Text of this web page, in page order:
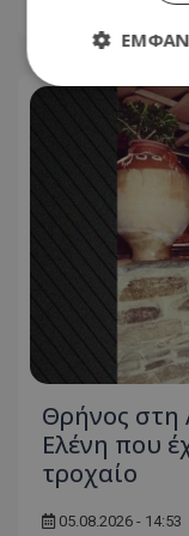
Θρήνος στη
Ελένη που
τροχαίο
05.08.2026 - 14:53
Τα
βασικές
σύνδεση
Ο
χωρίς τα